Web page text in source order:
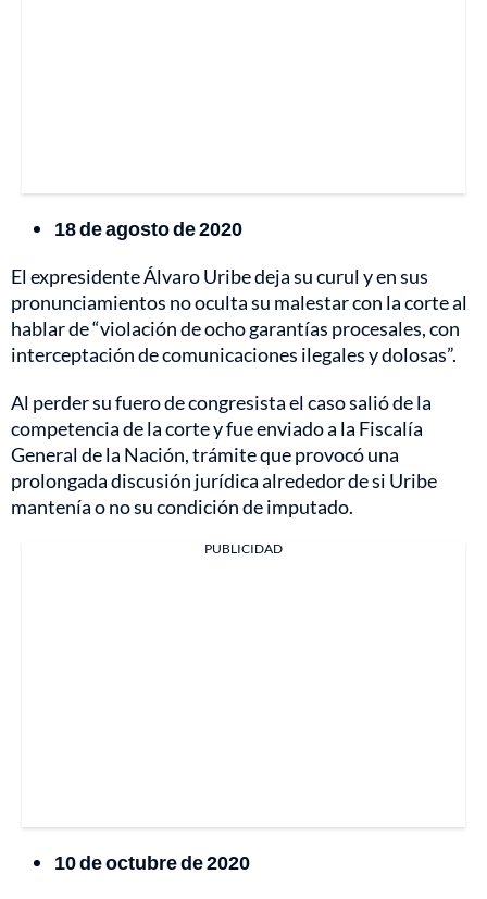
18 de agosto de 2020
El expresidente Álvaro Uribe deja su curul y en sus
pronunciamientos no oculta su malestar con la corte al
hablar de “violación de ocho garantías procesales, con
interceptación de comunicaciones ilegales y dolosas”.
Al perder su fuero de congresista el caso salió de la
competencia de la corte y fue enviado a la Fiscalía
General de la Nación, trámite que provocó una
prolongada discusión jurídica alrededor de si Uribe
mantenía o no su condición de imputado.
PUBLICIDAD
10 de octubre de 2020